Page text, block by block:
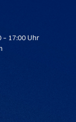
– 17:00 Uhr